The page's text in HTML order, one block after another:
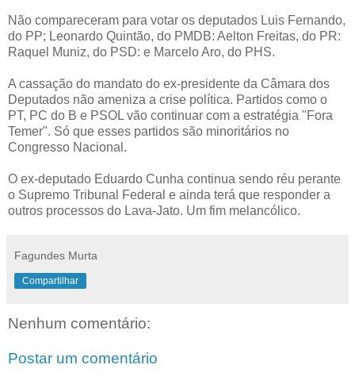
Não compareceram para votar os deputados Luis Fernando,
do PP; Leonardo Quintão, do PMDB: Aelton Freitas, do PR:
Raquel Muniz, do PSD: e Marcelo Aro, do PHS.
A cassação do mandato do ex-presidente da Câmara dos
Deputados não ameniza a crise política. Partidos como o
PT, PC do B e PSOL vão continuar com a estratégia "Fora
Temer". Só que esses partidos são minoritários no
Congresso Nacional.
O ex-deputado Eduardo Cunha continua sendo réu perante
o Supremo Tribunal Federal e ainda terá que responder a
outros processos do Lava-Jato. Um fim melancólico.
Fagundes Murta
Compartilhar
Nenhum comentário:
Postar um comentário